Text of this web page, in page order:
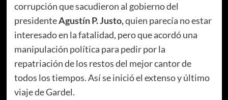
corrupción que sacudieron al gobierno del
presidenteAgustín P. Justo,quien parecía no estar
interesado en la fatalidad, pero que acordó una
manipulación política para pedir por la
repatriación de los restos del mejor cantor de
todos los tiempos. Así se inició el extenso y último
viaje de Gardel.